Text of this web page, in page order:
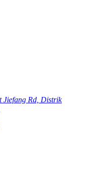
Jiefang Rd, Distrik